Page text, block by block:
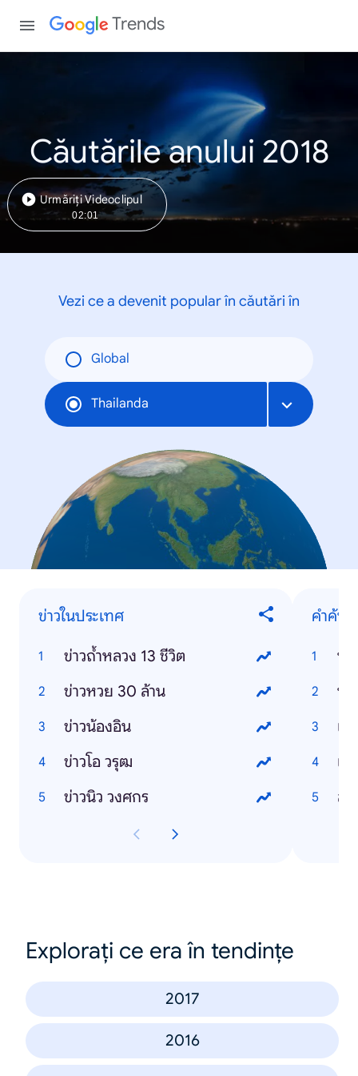
Trends
Căutările anului 2018
Urmăriți Videoclipul
02:01
Vezi ce a devenit popular în căutări în
Global
Thailanda
ข่าวในประเทศ
ข่าวถ้ำหลวง 13 ชีวิต
ข่าวหวย 30 ล้าน
ข่าวน้องอิน
ข่าวโอ วรุฒ
ข่าวนิว วงศกร
คำค้น
บุ
บ
เ
เ
สั
Explorați ce era în tendințe
2017
2016